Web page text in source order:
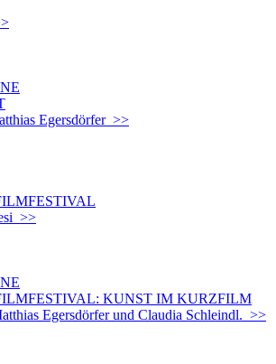
Egersdörfer >>
>>
KUNST IM KURZFILM
Egersdörfer und Claudia Schleindl. >>